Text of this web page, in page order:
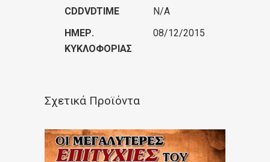
CDDVDTIME
N/A
ΗΜΕΡ.
ΚΥΚΛΟΦΟΡΊΑΣ
08/12/2015
Σχετικά Προϊόντα